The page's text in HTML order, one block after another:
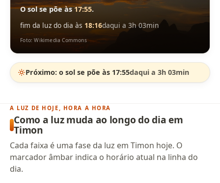
O sol se põe às17:55.
fim da luz do dia às 18:16daqui a 3h 03min
Foto: Wikimedia Commons
Próximo: o sol se põe às 17:55daqui a 3h 03min
A LUZ DE HOJE, HORA A HORA
Como a luz muda ao longo do dia em
Timon
Cada faixa é uma fase da luz em Timon hoje. O
marcador âmbar indica o horário atual na linha do
dia.